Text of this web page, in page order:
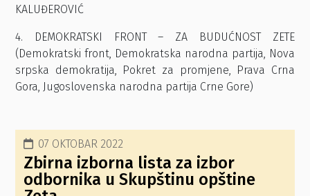
KALUĐEROVIĆ
4. DEMOKRATSKI FRONT – ZA BUDUĆNOST ZETE
(Demokratski front, Demokratska narodna partija, Nova
srpska demokratija, Pokret za promjene, Prava Crna
Gora, Jugoslovenska narodna partija Crne Gore)
07 OKTOBAR 2022
Zbirna izborna lista za izbor
odbornika u Skupštinu opštine